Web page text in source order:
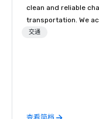
clean and reliable
transportation. We
with highly trained
交通